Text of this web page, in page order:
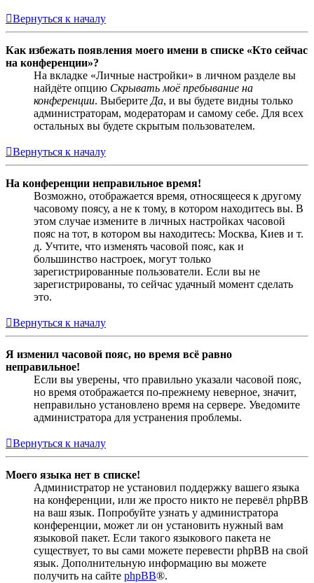
Вернуться к началу
Как избежать появления моего имени в списке «Кто сейчас
на конференции»?
На вкладке «Личные настройки» в личном разделе вы
найдёте опцию Скрывать моё пребывание на
конференции. Выберите Да, и вы будете видны только
администраторам, модераторам и самому себе. Для всех
остальных вы будете скрытым пользователем.
Вернуться к началу
На конференции неправильное время!
Возможно, отображается время, относящееся к другому
часовому поясу, а не к тому, в котором находитесь вы. В
этом случае измените в личных настройках часовой
пояс на тот, в котором вы находитесь: Москва, Киев и т.
д. Учтите, что изменять часовой пояс, как и
большинство настроек, могут только
зарегистрированные пользователи. Если вы не
зарегистрированы, то сейчас удачный момент сделать
это.
Вернуться к началу
Я изменил часовой пояс, но время всё равно
неправильное!
Если вы уверены, что правильно указали часовой пояс,
но время отображается по-прежнему неверное, значит,
неправильно установлено время на сервере. Уведомите
администратора для устранения проблемы.
Вернуться к началу
Моего языка нет в списке!
Администратор не установил поддержку вашего языка
на конференции, или же просто никто не перевёл phpBB
на ваш язык. Попробуйте узнать у администратора
конференции, может ли он установить нужный вам
языковой пакет. Если такого языкового пакета не
существует, то вы сами можете перевести phpBB на свой
язык. Дополнительную информацию вы можете
получить на сайте phpBB®.